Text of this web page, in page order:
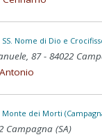
Nome di Dio e
87 - 84022
dei Morti
Campagna (SA)